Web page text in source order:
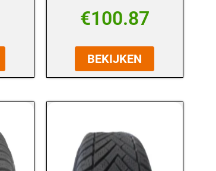
€100.87
BEKIJKEN